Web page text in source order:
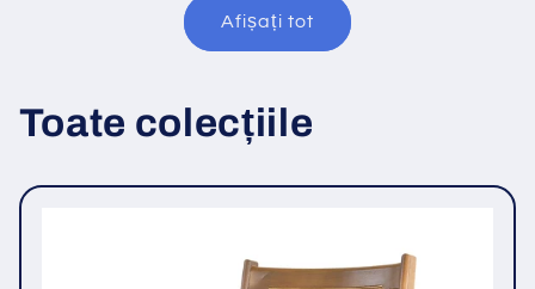
Afișați tot
Toate colecțiile